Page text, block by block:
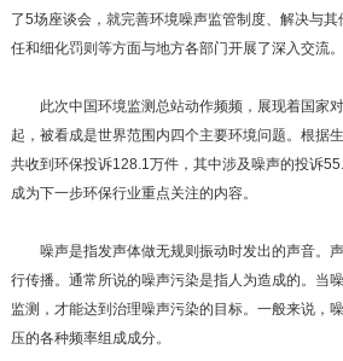
了5场座谈会，就完善环境噪声监管制度、解决与
任和细化罚则等方面与地方各部门开展了深入交流。
此次中国环境监测总站动作频频，展现着国家对
起，被看成是世界范围内四个主要环境问题。根据
共收到环保投诉128.1万件，其中涉及噪声的投诉
成为下一步环保行业重点关注的内容。
噪声是指发声体做无规则振动时发出的声音。声
行传播。通常所说的噪声污染是指人为造成的。当
监测，才能达到治理噪声污染的目标。一般来说，
压的各种频率组成成分。